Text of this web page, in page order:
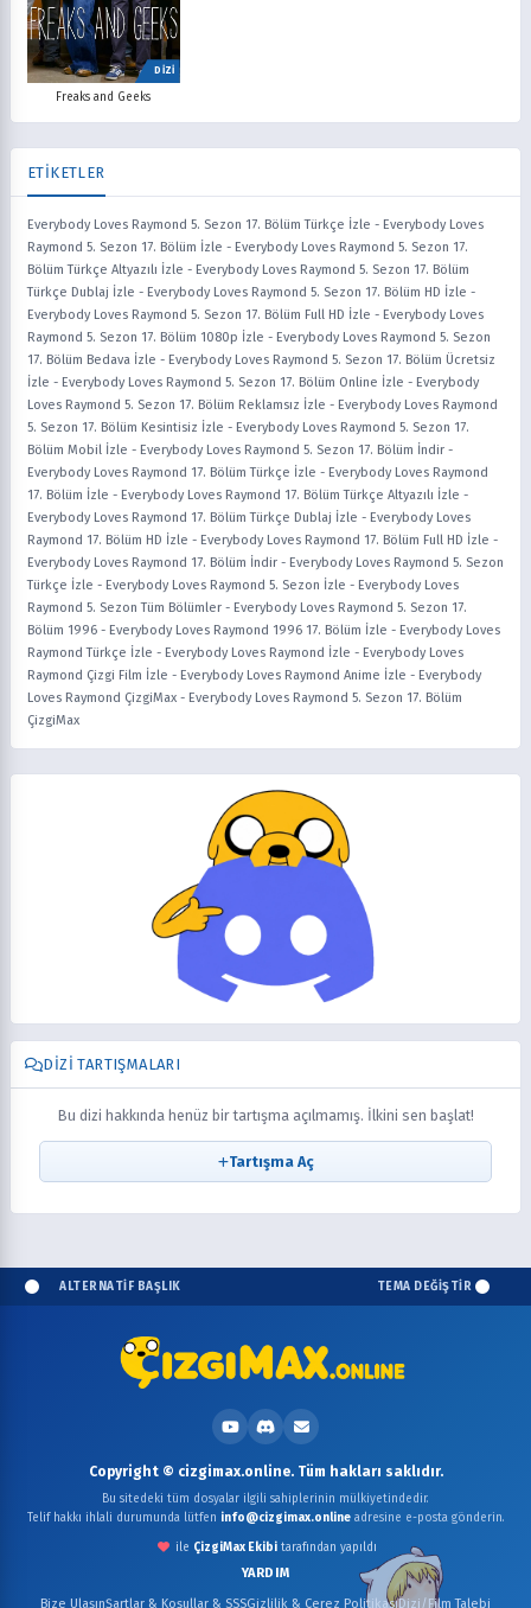
DİZİ
Freaks and Geeks
ETİKETLER
Everybody Loves Raymond 5. Sezon 17. Bölüm Türkçe İzle - Everybody Loves
Raymond 5. Sezon 17. Bölüm İzle - Everybody Loves Raymond 5. Sezon 17.
Bölüm Türkçe Altyazılı İzle - Everybody Loves Raymond 5. Sezon 17. Bölüm
Türkçe Dublaj İzle - Everybody Loves Raymond 5. Sezon 17. Bölüm HD İzle -
Everybody Loves Raymond 5. Sezon 17. Bölüm Full HD İzle - Everybody Loves
Raymond 5. Sezon 17. Bölüm 1080p İzle - Everybody Loves Raymond 5. Sezon
17. Bölüm Bedava İzle - Everybody Loves Raymond 5. Sezon 17. Bölüm Ücretsiz
İzle - Everybody Loves Raymond 5. Sezon 17. Bölüm Online İzle - Everybody
Loves Raymond 5. Sezon 17. Bölüm Reklamsız İzle - Everybody Loves Raymond
5. Sezon 17. Bölüm Kesintisiz İzle - Everybody Loves Raymond 5. Sezon 17.
Bölüm Mobil İzle - Everybody Loves Raymond 5. Sezon 17. Bölüm İndir -
Everybody Loves Raymond 17. Bölüm Türkçe İzle - Everybody Loves Raymond
17. Bölüm İzle - Everybody Loves Raymond 17. Bölüm Türkçe Altyazılı İzle -
Everybody Loves Raymond 17. Bölüm Türkçe Dublaj İzle - Everybody Loves
Raymond 17. Bölüm HD İzle - Everybody Loves Raymond 17. Bölüm Full HD İzle -
Everybody Loves Raymond 17. Bölüm İndir - Everybody Loves Raymond 5. Sezon
Türkçe İzle - Everybody Loves Raymond 5. Sezon İzle - Everybody Loves
Raymond 5. Sezon Tüm Bölümler - Everybody Loves Raymond 5. Sezon 17.
Bölüm 1996 - Everybody Loves Raymond 1996 17. Bölüm İzle - Everybody Loves
Raymond Türkçe İzle - Everybody Loves Raymond İzle - Everybody Loves
Raymond Çizgi Film İzle - Everybody Loves Raymond Anime İzle - Everybody
Loves Raymond ÇizgiMax - Everybody Loves Raymond 5. Sezon 17. Bölüm
ÇizgiMax
DIZI TARTIŞMALARI
Bu dizi hakkında henüz bir tartışma açılmamış. İlkini sen başlat!
Tartışma Aç
ALTERNATİF BAŞLIK TEMA DEĞİŞTİR
YARDIM
Bize UlaşınŞartlar & Koşullar & SSSGizlilik & Çerez Politikası Dizi/Film Talebi
Copyright © cizgimax.online. Tüm hakları saklıdır.
Bu sitedeki tüm dosyalar ilgili sahiplerinin mülkiyetindedir.
Telif hakkı ihlali durumunda lütfen info@cizgimax.onlineadresine e-posta gönderin.
ile ÇizgiMax Ekibitarafından yapıldı